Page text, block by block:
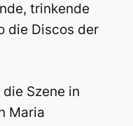
trinkende
die Discos der
Szene in
Maria